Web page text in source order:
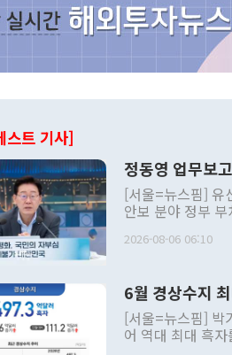
스트 기사]
정동영 업무보
[서울=뉴스핌] 유
안보 분야 정부
발언 중에는 정부
주의적 희망에 근
관의 대북 정책
관 부처 장관이
관의 무리한 대북
2026-08-06 06:10
6월 경상수지
[서울=뉴스핌] 박
어 역대 최대 흑